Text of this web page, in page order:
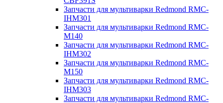
Запчасти для мультиварки Redmond RMC-
IHM301
Запчасти для мультиварки Redmond RMC-
M140
Запчасти для мультиварки Redmond RMC-
IHM302
Запчасти для мультиварки Redmond RMC-
M150
Запчасти для мультиварки Redmond RMC-
IHM303
Запчасти для мультиварки Redmond RMC-